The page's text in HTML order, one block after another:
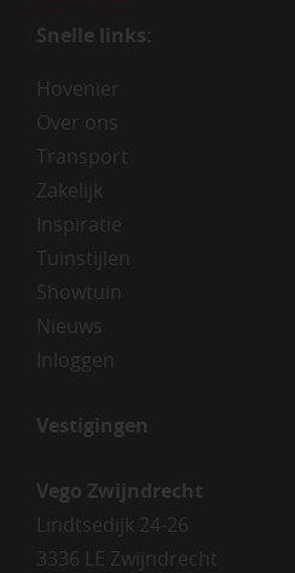
Snelle links:
Hovenier
Over ons
Transport
Zakelijk
Inspiratie
Tuinstijlen
Showtuin
Nieuws
Inloggen
Vestigingen
Vego Zwijndrecht
Lindtsedijk 24-26
3336 LE Zwijndrecht